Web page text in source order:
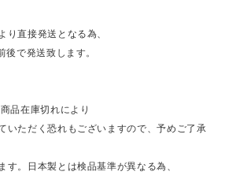
り直接発送となる為、
で発送致します。
品在庫切れにより
いただく恐れもございますので、予めご了承
す。日本製とは検品基準が異なる為、